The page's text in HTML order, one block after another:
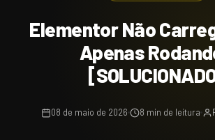
Elementor Não
Apenas
08 de maio de 2026 8 min de leitura